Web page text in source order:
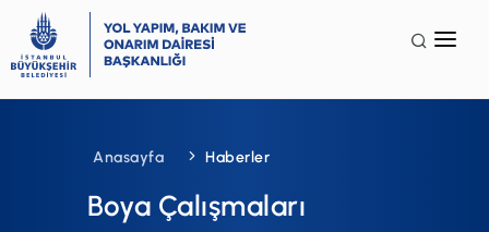
Anasayfa Haberler
Boya Çalışmaları